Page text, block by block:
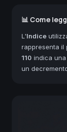
📊 Come
L'Indice
rappresenta il
110 indica
un